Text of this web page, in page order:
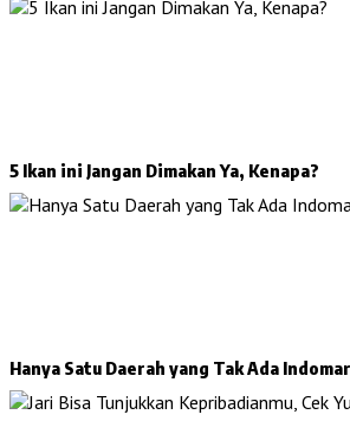
5 Ikan ini Jangan Dimakan Ya, Kenapa?
Hanya Satu Daerah yang Tak Ada